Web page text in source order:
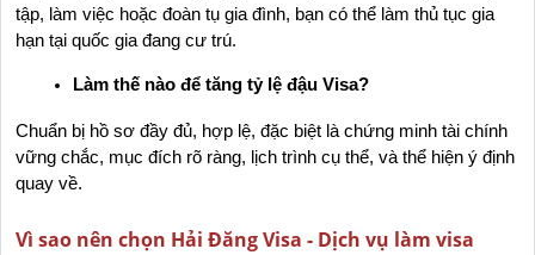
tập, làm việc hoặc đoàn tụ gia đình, bạn có thể làm thủ tục gia
hạn tại quốc gia đang cư trú.
Làm thế nào để tăng tỷ lệ đậu Visa?
Chuẩn bị hồ sơ đầy đủ, hợp lệ, đặc biệt là chứng minh tài chính
vững chắc, mục đích rõ ràng, lịch trình cụ thể, và thể hiện ý định
quay về.
Vì sao nên chọn Hải Đăng Visa - Dịch vụ làm visa